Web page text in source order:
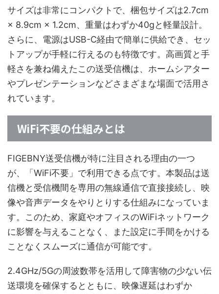
サイズは非常にコンパクトで、梱包サイズは2.7cm
× 8.9cm × 1.2cm、重量はわずか40gと軽量設計。
さらに、電源はUSB-C経由で簡単に供給でき、セッ
トアップが手軽に行えるのも特徴です。高画質と手
軽さを兼ね備えたこの送受信機は、ホームシアター
やプレゼンテーションなどさまざまな場面で活用さ
れています。
WiFi不要の仕組みとは
FIGEBNY送受信機が特に注目される理由の一つ
が、「WiFi不要」で利用できる点です。本製品は送
信機と受信機間を専用の無線通信で直接接続し、映
像や音声データをやりとりする仕組みになっていま
す。このため、家庭やオフィスのWiFiネットワーク
に影響を与えることなく、また設定に手間をかける
ことなくスムーズに通信が可能です。
2.4GHz/5Gの周波数帯を活用して障害物の少ない伝
送環境を確保するとともに、映像遅延はわずか